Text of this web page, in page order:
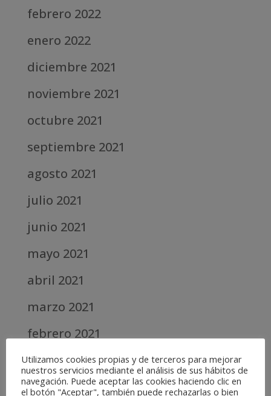
febrero 2022
enero 2022
diciembre 2021
noviembre 2021
octubre 2021
septiembre 2021
agosto 2021
julio 2021
junio 2021
mayo 2021
abril 2021
marzo 2021
febrero 2021
diciembre 2020
abril 2020
Utilizamos cookies propias y de terceros para mejorar
nuestros servicios mediante el análisis de sus hábitos de
navegación. Puede aceptar las cookies haciendo clic en
el botón "Aceptar", también puede rechazarlas o bien